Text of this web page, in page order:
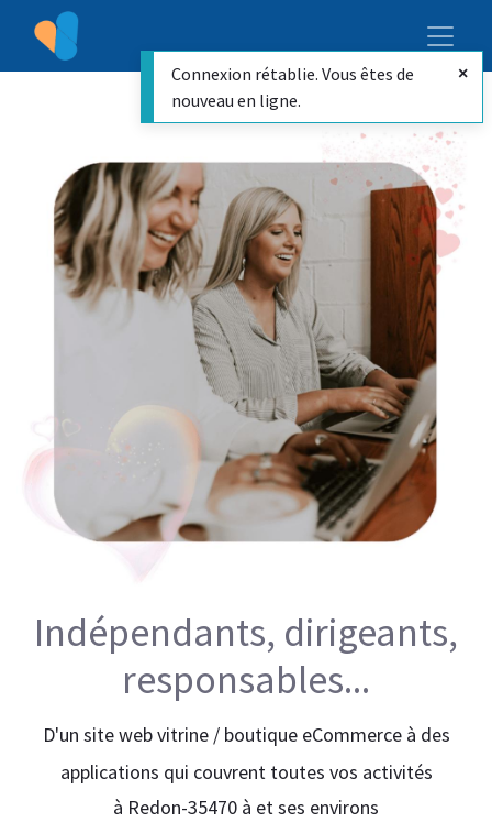
Indépendants, dirigeants,
responsables...
D'un site web vitrine / boutique eCommerce à des
applications qui couvrent toutes vos activités
à Redon-35470 à et ses environs
Connexion rétablie. Vous êtes de
nouveau en ligne.